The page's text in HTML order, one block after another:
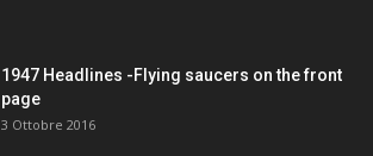
1947 Headlines -Flying saucers on the front
page
3 Ottobre 2016